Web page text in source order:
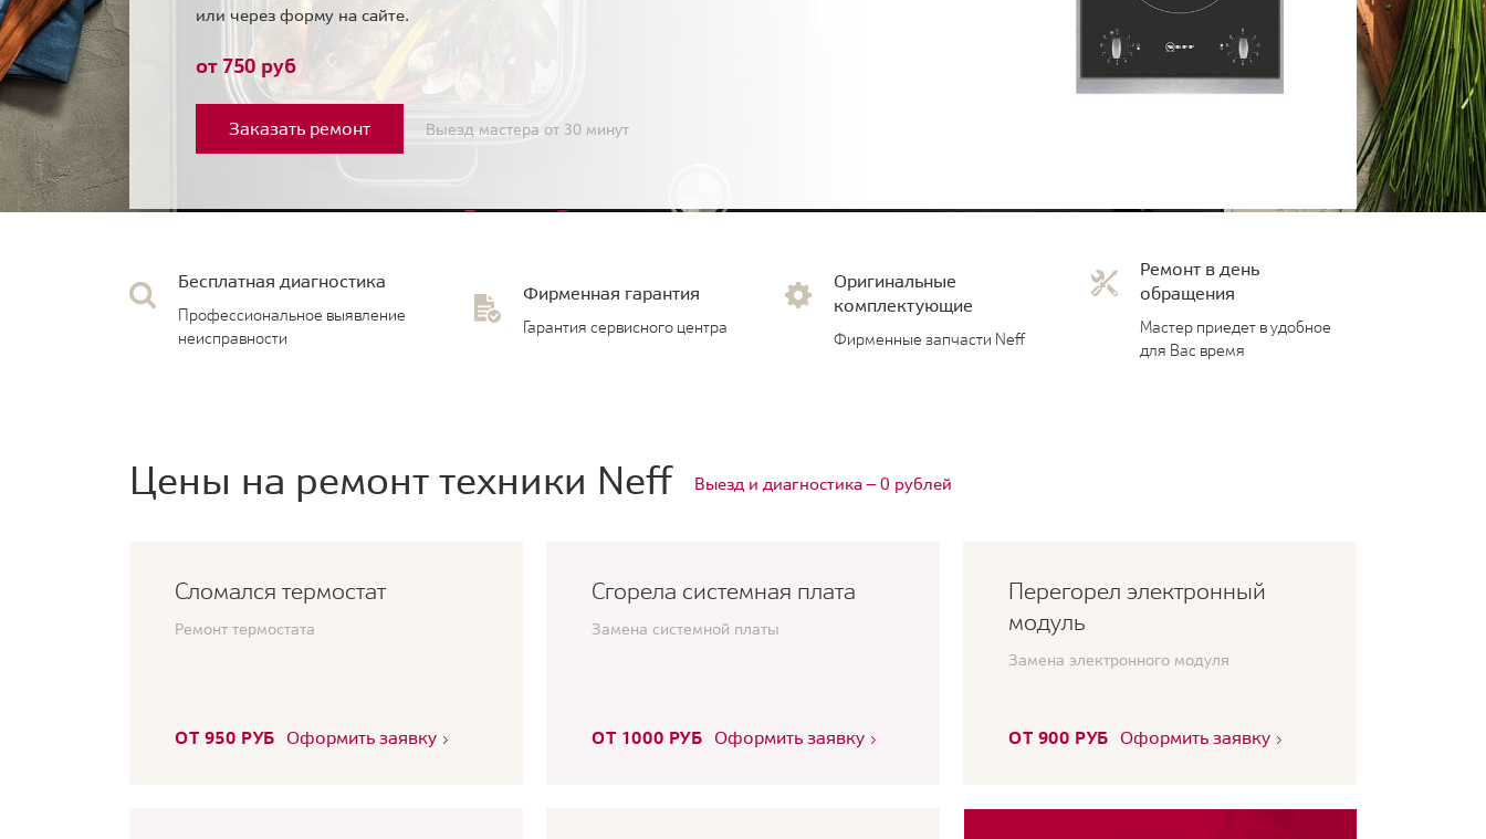
или через форму на сайте.
от 750 руб
Заказать ремонт Выезд мастера от 30 минут
Бесплатная диагностика
Профессиональное выявление
неисправности
Фирменная гарантия
Гарантия сервисного центра
Оригинальные
комплектующие
Фирменные запчасти Neff
Ремонт в день
обращения
Мастер приедет в удобное
для Вас время
Цены на ремонт техники Neff Выезд и диагностика — 0 рублей
Сломался термостат
Ремонт термостата
ОТ 950 РУБ Оформить заявку
Сгорела системная плата
Замена системной платы
ОТ 1000 РУБ Оформить заявку
Перегорел электронный
модуль
Замена электронного модуля
ОТ 900 РУБ Оформить заявку